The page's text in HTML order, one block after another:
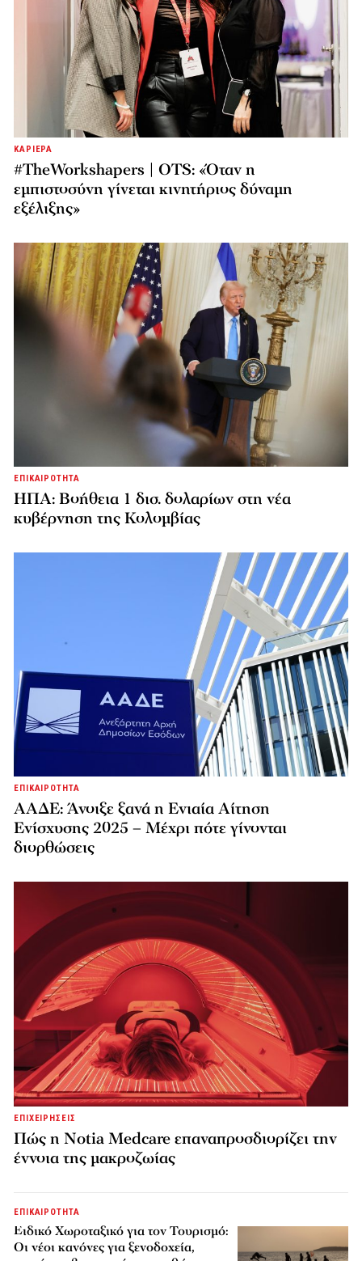
ΚΑΡΙΕΡΑ
#TheWorkshapers | OTS: «Όταν η
εμπιστοσύνη γίνεται κινητήριος δύναμη
εξέλιξης»
ΕΠΙΚΑΙΡΟΤΗΤΑ
ΗΠΑ: Βοήθεια 1 δισ. δολαρίων στη νέα
κυβέρνηση της Κολομβίας
ΕΠΙΚΑΙΡΟΤΗΤΑ
ΑΑΔΕ: Άνοιξε ξανά η Ενιαία Αίτηση
Ενίσχυσης 2025 – Μέχρι πότε γίνονται
διορθώσεις
ΕΠΙΧΕΙΡΗΣΕΙΣ
Πώς η Notia Medcare επαναπροσδιορίζει την
έννοια της μακροζωίας
ΕΠΙΚΑΙΡΟΤΗΤΑ
Ειδικό Χωροταξικό για τον Τουρισμό:
Οι νέοι κανόνες για ξενοδοχεία,